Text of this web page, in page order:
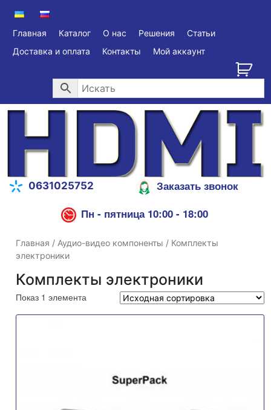
Главная Каталог О нас Решения
Статьи
Доставка и оплата
Контакты Мой аккаунт
0631025752
Заказать звонок
Пн - пятница 10:00 - 18:00
Главная / Аудио-видео компоненты / Комплекты
электроники
Комплекты электроники
Показ 1 элемента